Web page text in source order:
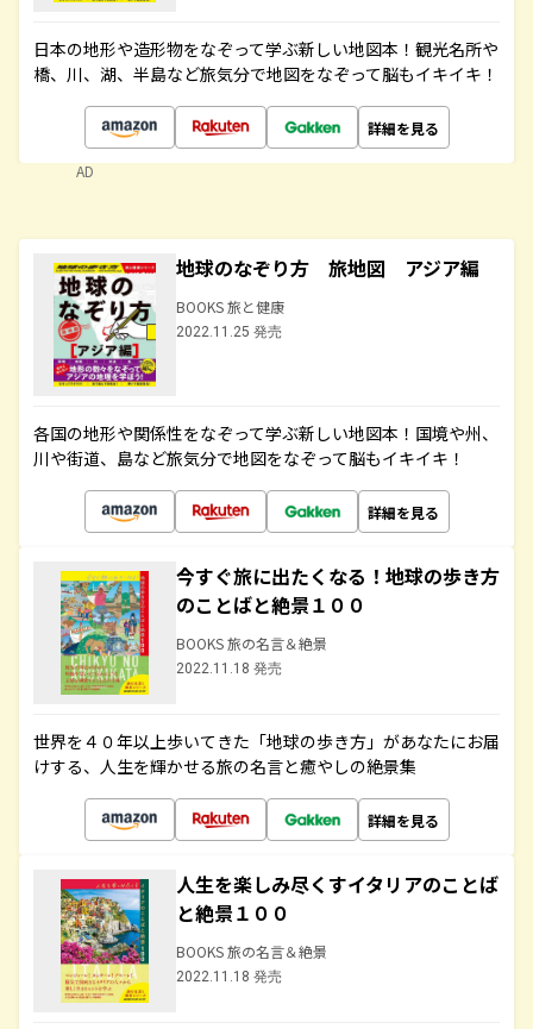
日本の地形や造形物をなぞって学ぶ新しい地図本！観光名所や
橋、川、湖、半島など旅気分で地図をなぞって脳もイキイキ！
詳細を見る
AD
地球のなぞり方 旅地図 アジア編
BOOKS 旅と健康
2022.11.25 発売
各国の地形や関係性をなぞって学ぶ新しい地図本！国境や州、
川や街道、島など旅気分で地図をなぞって脳もイキイキ！
詳細を見る
今すぐ旅に出たくなる！地球の歩き方
のことばと絶景１００
BOOKS 旅の名言＆絶景
2022.11.18 発売
世界を４０年以上歩いてきた「地球の歩き方」があなたにお届
けする、人生を輝かせる旅の名言と癒やしの絶景集
詳細を見る
人生を楽しみ尽くすイタリアのことば
と絶景１００
BOOKS 旅の名言＆絶景
2022.11.18 発売